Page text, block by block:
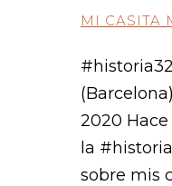
MI CASITA
2020
la
sobre mis